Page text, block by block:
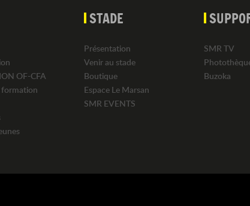
OF-CFA
formation
STADE
Présentation
Venir au stade
Boutique
Espace Le Marsan
SMR EVENTS
SMR TV
Buzoka